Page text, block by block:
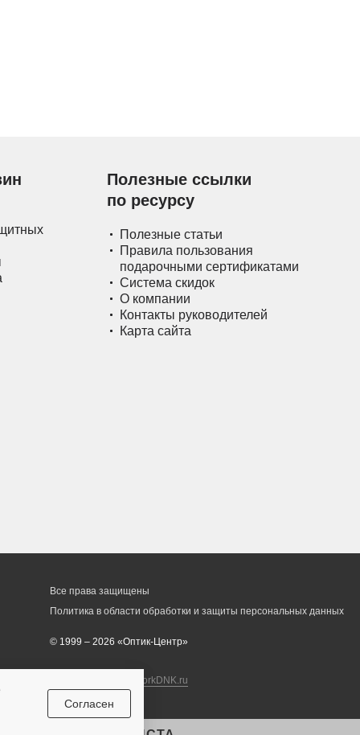
Полезные ссылки
по ресурсу
Полезные статьи
Правила пользования
подарочными сертификатами
Система скидок
О компании
Контакты руководителей
Карта сайта
Все права защищены
Политика в области обработки и защиты персональных данных
© 1999 – 2026 «Оптик-Центр»
workDNK.ru
Согласен